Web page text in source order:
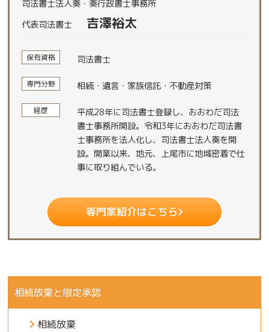
司法書士法人奏・奏行政書士事務所
代表司法書士
吉澤裕太
保有資格 司法書士
専門分野 相続・遺言・家族信託・不動産対策
経歴
平成28年に司法書士登録し、おおわだ司法
書士事務所開設。令和3年におおわだ司法書
士事務所を法人化し、司法書士法人奏を開
設。開業以来、地元、上尾市に地域密着で仕
事に取り組んでいる。
専門家紹介はこちら
相続放棄と限定承認
相続放棄